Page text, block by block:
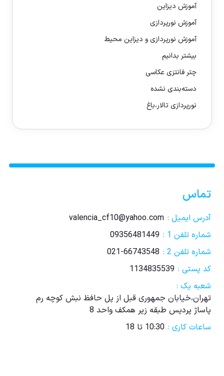
آموزش دیزاین
آموزش نورپردازی
آموزش نورپردازی و دیزاین محیط
بیشتر بدانیم
چتر فانتزی عکاسی
دسته‌بندی نشده
نورپردازی تالار،باغ
تماس
آدرس ایمیل : valencia_cf10@yahoo.com
شماره تلفن 1 :
09356481449
شماره تلفن 2 :
021-66743548
کد پستی : 1134835539
شعبه یک :
تهران،خیابان جمهوری قبل از پل حافظ نبش کوچه رم
پاساژ پردیس طبقه زیر همکف واحد 8
ساعات کاری : 10:30 تا 18